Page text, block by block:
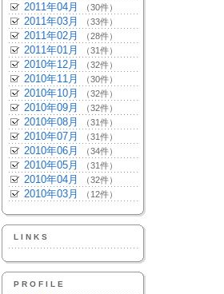
2011年04月 （30件）
2011年03月 （33件）
2011年02月 （28件）
2011年01月 （31件）
2010年12月 （32件）
2010年11月 （30件）
2010年10月 （32件）
2010年09月 （32件）
2010年08月 （31件）
2010年07月 （31件）
2010年06月 （34件）
2010年05月 （31件）
2010年04月 （32件）
2010年03月 （12件）
LINKS
PROFILE